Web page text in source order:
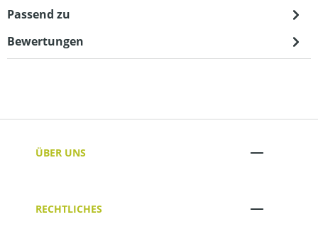
Passend zu
Bewertungen
ÜBER UNS
RECHTLICHES